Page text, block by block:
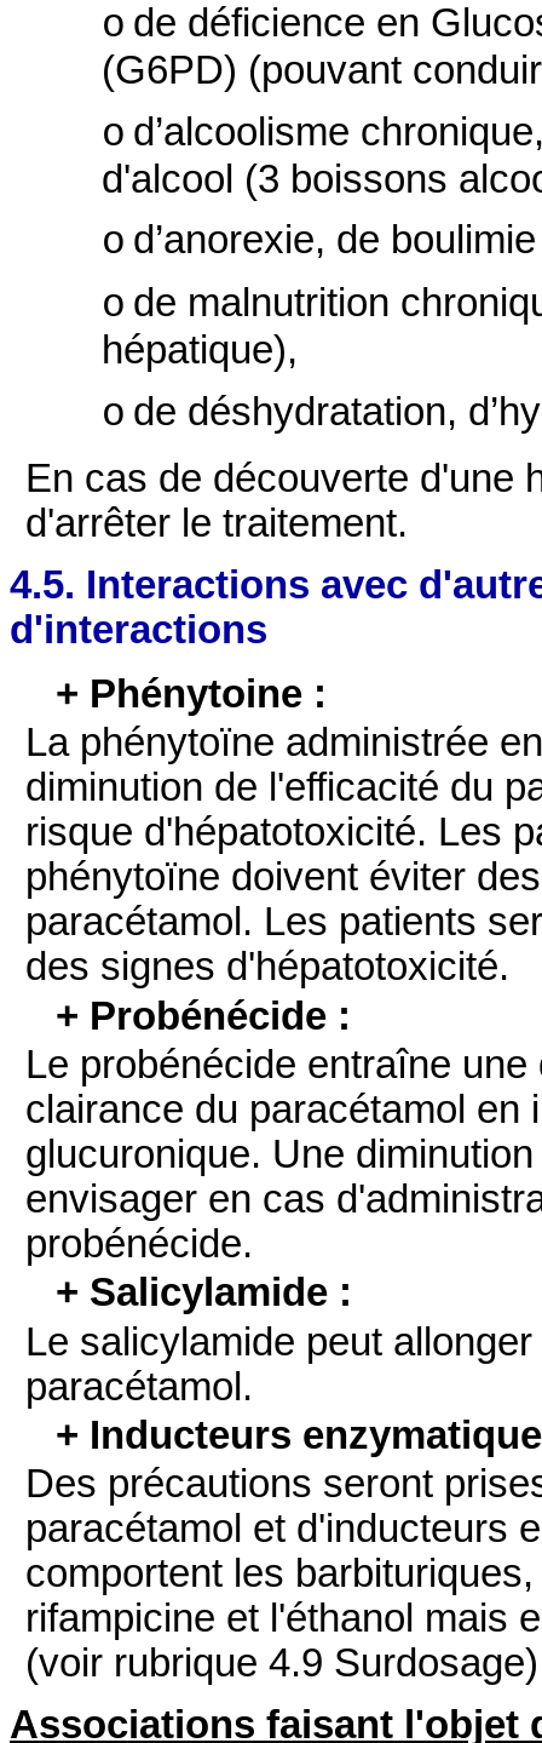
o de déficience en
(G6PD) (pouvant
o d’alcoolisme
d'alcool (3 boissons
o d’anorexie, de
o de malnutrition
hépatique),
o de déshydratation,
En cas de découverte d'une
d'arrêter le traitement.
4.5. Interactions avec
d'interactions
+ Phénytoine :
La phénytoïne administrée
diminution de l'efficacité du
risque d'hépatotoxicité. Les
phénytoïne doivent éviter
paracétamol. Les patients
des signes d'hépatotoxicité.
+ Probénécide :
Le probénécide entraîne
clairance du paracétamol en
glucuronique. Une
envisager en cas
probénécide.
+ Salicylamide :
Le salicylamide peut
paracétamol.
+ Inducteurs
Des précautions seront
paracétamol et d'inducteurs
comportent les
rifampicine et l'éthanol mais
(voir rubrique 4.9
Associations faisant l'objet